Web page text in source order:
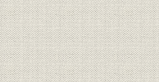
角化
業績